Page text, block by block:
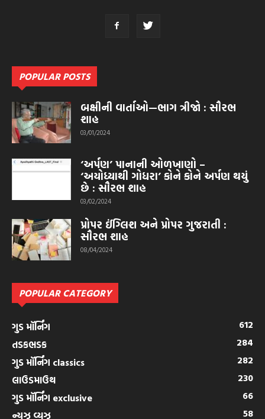
POPULAR POSTS
બક્ષીની વાર્તાઓ—ભાગ ત્રીજો : સૌરભ
શાહ
03/01/2024
‘અર્પણ’ પાનાની ઓળખાણો –
‘અયોધ્યાથી ગોધરા’ કોને કોને અર્પણ થયું
છે : સૌરભ શાહ
03/02/2024
પ્રોપર ઈંગ્લિશ અને પ્રોપર ગુજરાતી :
સૌરભ શાહ
08/04/2024
POPULAR CATEGORY
ગુડ મૉર્નિંગ
612
તડકભડક
284
ગુડ મૉર્નિંગ classics
282
લાઉડમાઉથ
230
ગુડ મૉર્નિંગ exclusive
66
ન્યુઝ વ્યુઝ
58